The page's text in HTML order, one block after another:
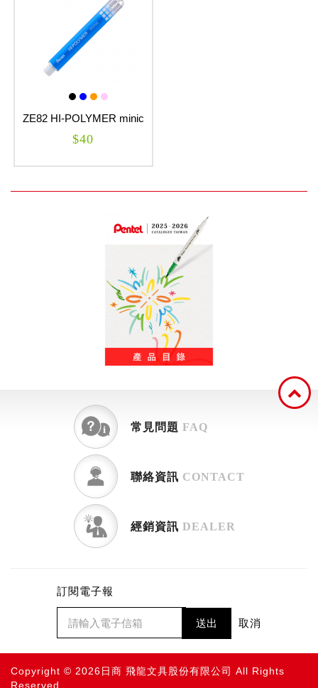
ZE82 HI-POLYMER minic
自動塑膠擦
$40
常見問題 FAQ
聯絡資訊 CONTACT
經銷資訊 DEALER
訂閱電子報
送出 取消
Copyright © 2026日商 飛龍文具股份有限公司 All Rights
Reserved.